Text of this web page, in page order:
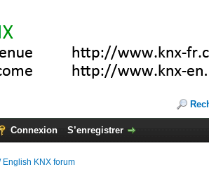
Connexion S’enregistrer
English KNX forum